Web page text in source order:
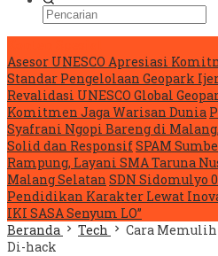
Asesor UNESCO Apresiasi
Standar Pengelolaan Geopark
Revalidasi UNESCO Global
Komitmen Jaga Warisan Dunia
Syafrani Ngopi Bareng di
Solid dan ResponsifSPAM
Rampung, Layani SMA Taruna
Malang Selatan SDN Sidomulyo
Pendidikan Karakter Lewat
IKI SASA Senyum LO”
Beranda
Tech
Cara
Di-hack